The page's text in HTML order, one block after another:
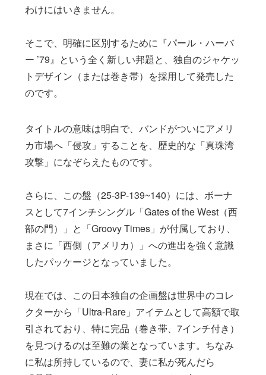
わけにはいきません。
そこで、明確に区別するために『パール・ハーバ
ー ’79』という全く新しい邦題と、独自のジャケッ
トデザイン（または巻き帯）を採用して発売した
のです。
タイトルの意味は明白で、バンドがついにアメリ
カ市場へ「侵攻」することを、歴史的な「真珠湾
攻撃」になぞらえたものです。
さらに、この盤（25-3P-139~140）には、ボーナ
スとして7インチシングル「Gates of the West（西
部の門）」と「Groovy Times」が付属しており、
まさに「西側（アメリカ）」への進出を強く意識
したパッケージとなっていました。
現在では、この日本独自の企画盤は世界中のコレ
クターから「Ultra-Rare」アイテムとして高額で取
引されており、特に完品（巻き帯、7インチ付き）
を見つけるのは至難の業となっています。ちなみ
に私は所持しているので、妻に私が死んだら